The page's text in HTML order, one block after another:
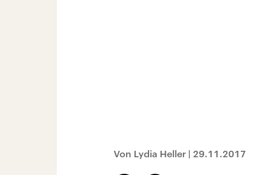
Von Lydia Heller | 29.11.2017